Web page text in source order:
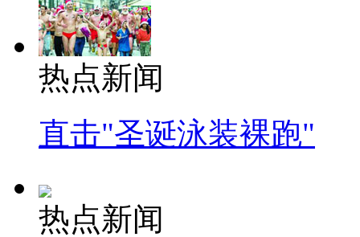
热点新闻
直击"圣诞泳装裸跑"
热点新闻